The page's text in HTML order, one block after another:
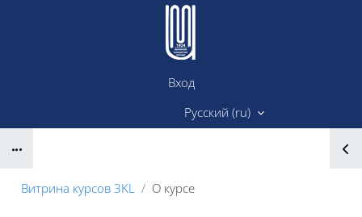
Перейти к основному содержанию
Вход
Русский ‎(ru)‎
Витрина курсов 3KL О курсе